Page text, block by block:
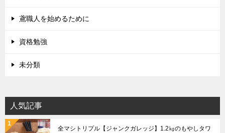
鳶職人を始めるために
資格勉強
未分類
人気記事
全マシトリプル【ジャンクガレッジ】1.2㎏のもやしタワ